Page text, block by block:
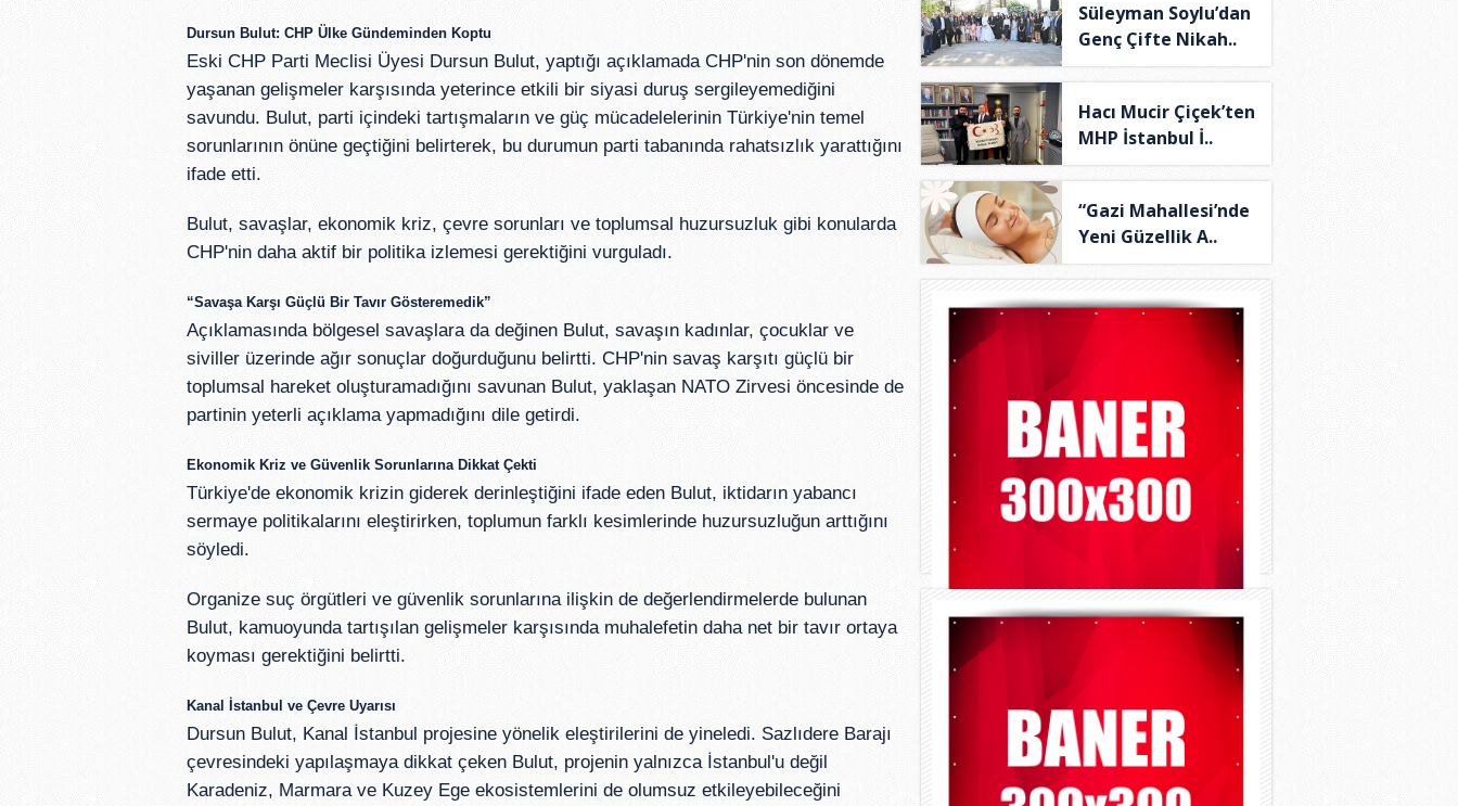
Dursun Bulut: CHP Ülke Gündeminden Koptu
Eski CHP Parti Meclisi Üyesi Dursun Bulut, yaptığı açıklamada CHP'nin son dönemde
yaşanan gelişmeler karşısında yeterince etkili bir siyasi duruş sergileyemediğini
savundu. Bulut, parti içindeki tartışmaların ve güç mücadelelerinin Türkiye'nin temel
sorunlarının önüne geçtiğini belirterek, bu durumun parti tabanında rahatsızlık yarattığını
ifade etti.
Bulut, savaşlar, ekonomik kriz, çevre sorunları ve toplumsal huzursuzluk gibi konularda
CHP'nin daha aktif bir politika izlemesi gerektiğini vurguladı.
“Savaşa Karşı Güçlü Bir Tavır Gösteremedik”
Açıklamasında bölgesel savaşlara da değinen Bulut, savaşın kadınlar, çocuklar ve
siviller üzerinde ağır sonuçlar doğurduğunu belirtti. CHP'nin savaş karşıtı güçlü bir
toplumsal hareket oluşturamadığını savunan Bulut, yaklaşan NATO Zirvesi öncesinde de
partinin yeterli açıklama yapmadığını dile getirdi.
Ekonomik Kriz ve Güvenlik Sorunlarına Dikkat Çekti
Türkiye'de ekonomik krizin giderek derinleştiğini ifade eden Bulut, iktidarın yabancı
sermaye politikalarını eleştirirken, toplumun farklı kesimlerinde huzursuzluğun arttığını
söyledi.
Organize suç örgütleri ve güvenlik sorunlarına ilişkin de değerlendirmelerde bulunan
Bulut, kamuoyunda tartışılan gelişmeler karşısında muhalefetin daha net bir tavır ortaya
koyması gerektiğini belirtti.
Kanal İstanbul ve Çevre Uyarısı
Dursun Bulut, Kanal İstanbul projesine yönelik eleştirilerini de yineledi. Sazlıdere Barajı
çevresindeki yapılaşmaya dikkat çeken Bulut, projenin yalnızca İstanbul'u değil
Karadeniz, Marmara ve Kuzey Ege ekosistemlerini de olumsuz etkileyebileceğini
Süleyman Soylu’dan
Genç Çifte Nikah..
Hacı Mucir Çiçek’ten
MHP İstanbul İ..
“Gazi Mahallesi’nde
Yeni Güzellik A..